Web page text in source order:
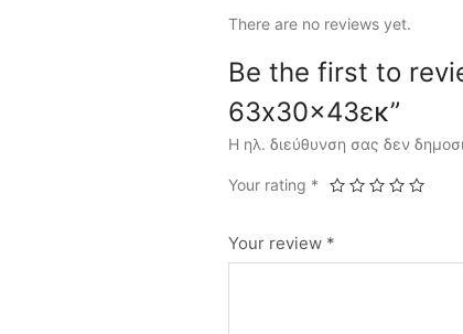
There are no reviews yet.
Be the first to
63x30x43εκ”
Η ηλ. διεύθυνση σας δεν
Your rating *
Your review *